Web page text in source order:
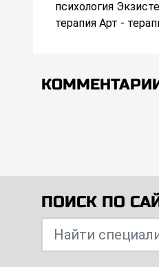
психология
терапия Арт -
ПОИСК ПО